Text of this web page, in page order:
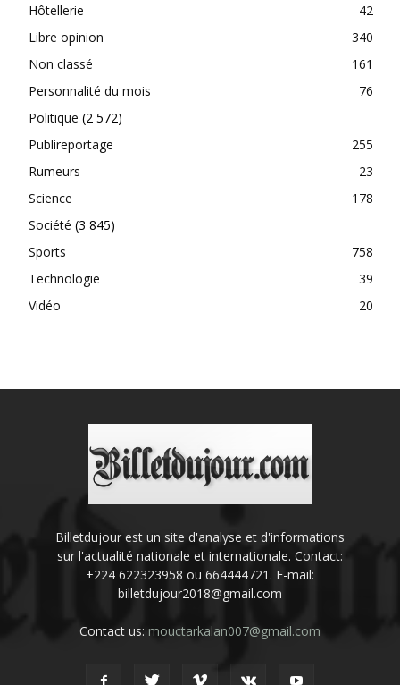
Hôtellerie
42
Libre opinion
340
Non classé
161
Personnalité du mois
76
Politique (2 572)
Publireportage
255
Rumeurs
23
Science
178
Société (3 845)
Sports
758
Technologie
39
Vidéo
20
Billetdujour est un site d'analyse et d'informations
sur l'actualité nationale et internationale. Contact:
+224 622323958 ou 664444721. E-mail:
billetdujour2018@gmail.com
Contact us: mouctarkalan007@gmail.com